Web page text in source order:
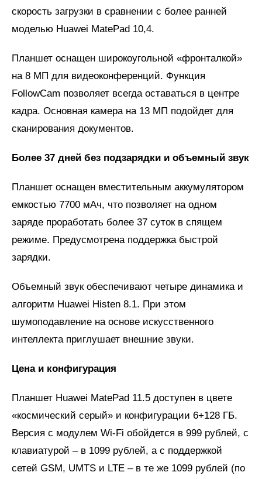
скорость загрузки в сравнении с более ранней
моделью Huawei MatePad 10,4.
Планшет оснащен широкоугольной «фронталкой»
на 8 МП для видеоконференций. Функция
FollowCam позволяет всегда оставаться в центре
кадра. Основная камера на 13 МП подойдет для
сканирования документов.
Более 37 дней без подзарядки и объемный звук
Планшет оснащен вместительным аккумулятором
емкостью 7700 мАч, что позволяет на одном
заряде проработать более 37 суток в спящем
режиме. Предусмотрена поддержка быстрой
зарядки.
Объемный звук обеспечивают четыре динамика и
алгоритм Huawei Histen 8.1. При этом
шумоподавление на основе искусственного
интеллекта приглушает внешние звуки.
Цена и конфигурация
Планшет Huawei MatePad 11.5 доступен в цвете
«космический серый» и конфигурации 6+128 ГБ.
Версия с модулем Wi-Fi обойдется в 999 рублей, с
клавиатурой – в 1099 рублей, а с поддержкой
сетей GSM, UMTS и LTE – в те же 1099 рублей (по